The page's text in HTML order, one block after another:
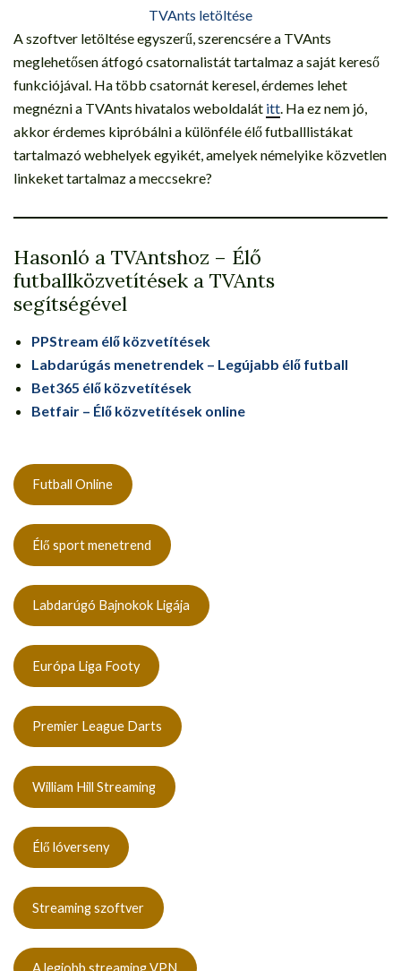
TVAnts letöltése
A szoftver letöltése egyszerű, szerencsére a TVAnts
meglehetősen átfogó csatornalistát tartalmaz a saját kereső
funkciójával. Ha több csatornát keresel, érdemes lehet
megnézni a TVAnts hivatalos weboldalát itt . Ha ez nem jó,
akkor érdemes kipróbálni a különféle élő futballlistákat
tartalmazó webhelyek egyikét, amelyek némelyike közvetlen
linkeket tartalmaz a meccsekre?
Hasonló a TVAntshoz – Élő
futballközvetítések a TVAnts
segítségével
PPStream élő közvetítések
Labdarúgás menetrendek – Legújabb élő futball
Bet365 élő közvetítések
Betfair – Élő közvetítések online
Futball Online
Élő sport menetrend
Labdarúgó Bajnokok Ligája
Európa Liga Footy
Premier League Darts
William Hill Streaming
Élő lóverseny
Streaming szoftver